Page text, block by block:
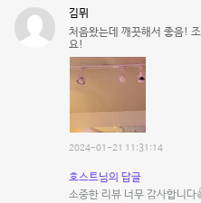
김뮈
처음왔는데 깨끗해서 좋음!
요!
2024-01-21 11:31:14
호스트님의 답글
소중한 리뷰 너무 감사합니다